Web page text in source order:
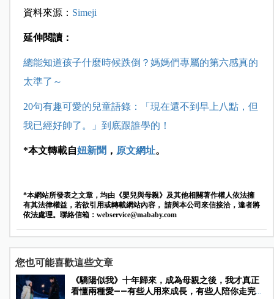
資料來源： Simeji
延伸閱讀：
總能知道孩子什麼時候跌倒？媽媽們專屬的第六感真的
太準了～
20句有趣可愛的兒童語錄：「現在還不到早上八點，但
我已經好帥了。」到底跟誰學的！
*本文轉載自妞新聞 ， 原文網址。
*本網站所發表之文章，均由《嬰兒與母親》及其他相關著作權人依法擁
有其法律權益，若欲引用或轉載網站內容， 請與本公司來信接洽，違者將
依法處理。聯絡信箱： webservice@mababy.com
您也可能喜歡這些文章
《驕陽似我》十年歸來，成為母親之後，我才真正
看懂兩種愛——有些人用來成長，有些人陪你走完人